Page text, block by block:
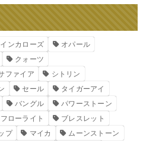
インカローズ
オパール
クォーツ
ファイア
シトリン
セール
タイガーアイ
バングル
パワーストーン
フローライト
ブレスレット
プ マイカ
ムーンストーン